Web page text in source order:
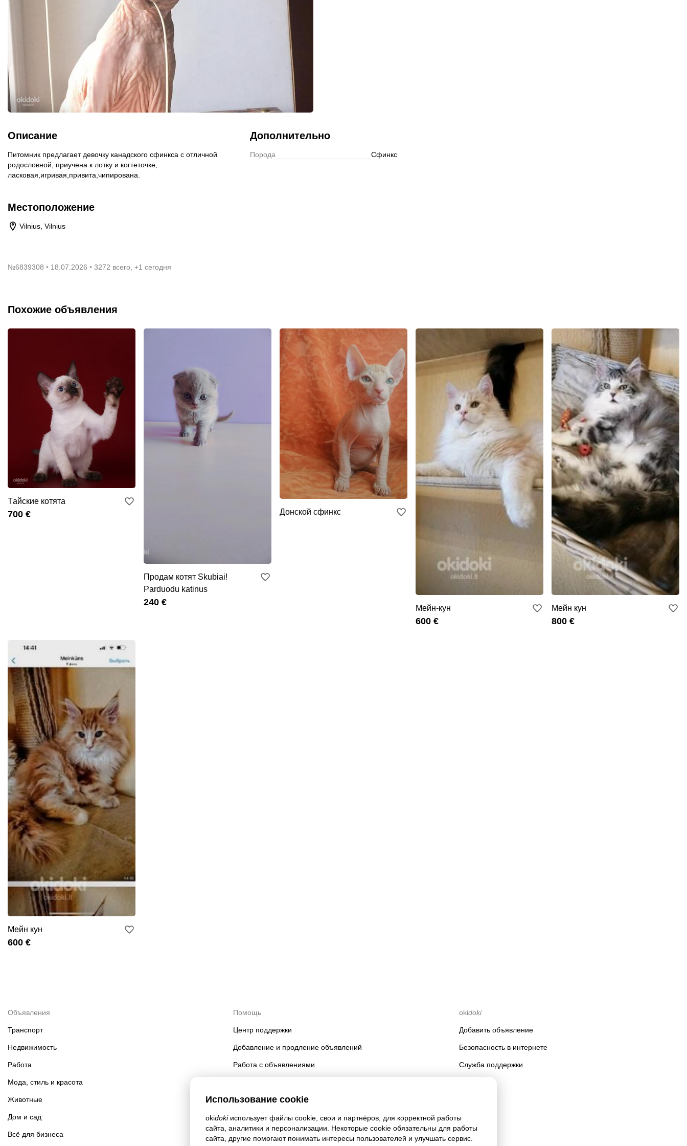
Описание
Питомник предлагает девочку канадского сфинкса с отличной
родословной, приучена к лотку и когтеточке,
ласковая,игривая,привита,чипирована.
Дополнительно
Порода Сфинкс
Местоположение
Vilnius, Vilnius
№6839308 18.07.2026 3272 всего, +1 сегодня
Похожие объявления
Tайскиe котятa
700 €
Продам котят Skubiai!
Parduodu katinus
240 €
Донской сфинкс
Мейн-кун
600 €
Мейн кун
800 €
Мейн кун
600 €
Использование cookie
okidokiиспользует файлы cookie, свои и партнёров, для корректной работы
сайта, аналитики и персонализации. Некоторые cookie обязательны для работы
сайта, другие помогают понимать интересы пользователей и улучшать сервис.
Объявления
Транспорт
Недвижимость
Работа
Мода, стиль и красота
Животные
Дом и сад
Всё для бизнеса
Помощь
Центр поддержки
Добавление и продление объявлений
Работа с объявлениями
Безопасность аккаунта
okidoki
Добавить объявление
Безопасность в интернете
Служба поддержки